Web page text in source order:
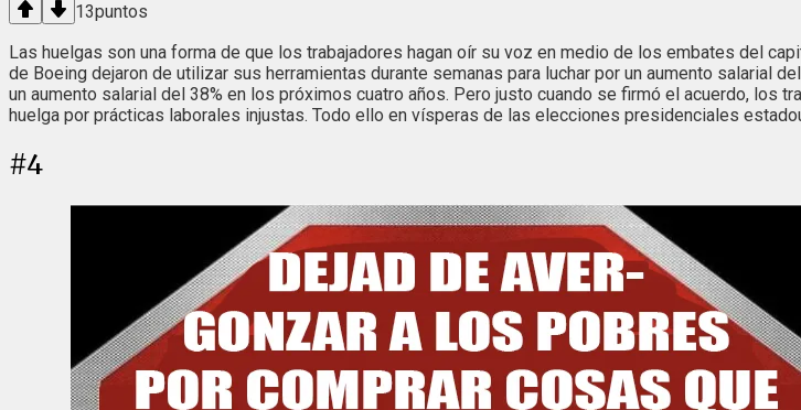
13puntos
Las huelgas son una forma de que los trabajadores hagan oír su voz en medio de los embates del
de Boeing dejaron de utilizar sus herramientas durante semanas para luchar por un aumento salarial
un aumento salarial del 38% en los próximos cuatro años. Pero justo cuando se firmó el acuerdo, los
huelga por prácticas laborales injustas. Todo ello en vísperas de las elecciones presidenciales
#4